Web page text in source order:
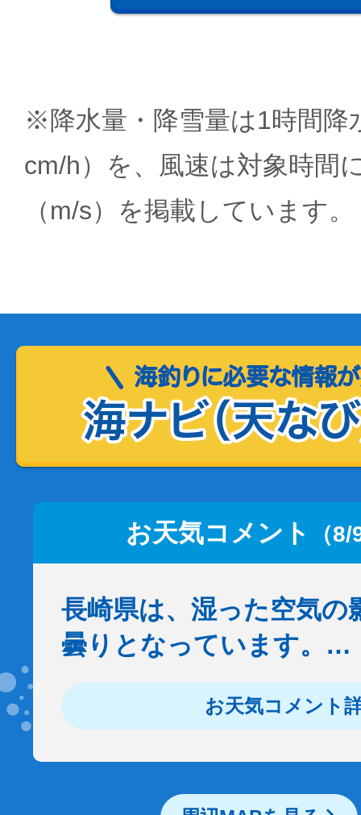
※降水量・降雪量は1時間降
cm/h）を、風速は対象時間
（m/s）を掲載しています。
お天気コメント （
長崎県は、湿った空気の
曇りとなっています。…
お天気コメント